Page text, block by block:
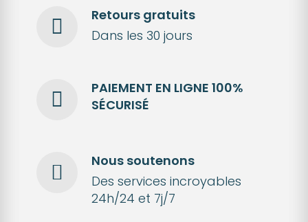
Retours gratuits
Dans les 30 jours
PAIEMENT EN LIGNE 100%
SÉCURISÉ
Nous soutenons
Des services incroyables
24h/24 et 7j/7